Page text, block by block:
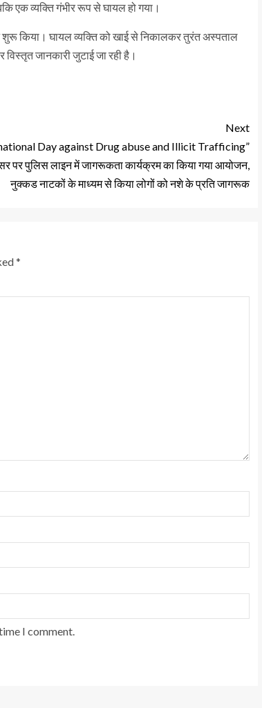
एक व्यक्ति गंभीर रूप से घायल हो गया।
किया। घायल व्यक्ति को खाई से निकालकर तुरंत अस्पताल
जानकारी जुटाई जा रही है।
Next
Day against Drug abuse and Illicit Trafficing”
पर पुलिस लाइन में जागरूकता कार्यक्रम का किया गया आयोजन,
नुक्कड नाटकों के माध्यम से किया लोगों को नशे के प्रति जागरूक
*
I comment.